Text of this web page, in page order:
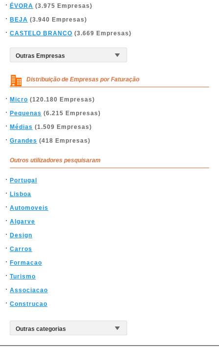
ÉVORA (3.975 Empresas)
BEJA (3.940 Empresas)
CASTELO BRANCO (3.669 Empresas)
Distribuição de Empresas por Faturação
Micro (120.180 Empresas)
Pequenas (6.215 Empresas)
Médias (1.509 Empresas)
Grandes (418 Empresas)
Outros utilizadores pesquisaram
Portugal
Lisboa
Automoveis
Algarve
Design
Carros
Formacao
Turismo
Associacao
Construcao